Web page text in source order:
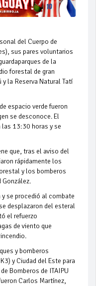
del Cuerpo de
sus pares voluntarios
de la
forestal de gran
y la Reserva Natural Tatí
espacio verde fueron
se desconoce. El
13:30 horas y se
que, tras el aviso del
rápidamente los
y los bomberos
González.
y se procedió al combate
desplazaron del esteral
el refuerzo
de viento que
y bomberos
y Ciudad del Este para
Bomberos de ITAIPU
Carlos Martínez,